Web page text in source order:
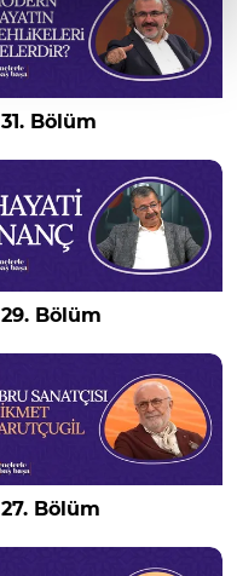
31. Bölüm
29. Bölüm
27. Bölüm